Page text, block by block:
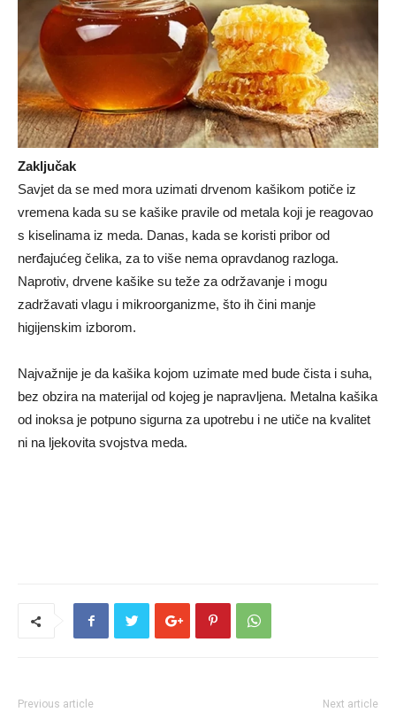
Zaključak
Savjet da se med mora uzimati drvenom kašikom potiče iz
vremena kada su se kašike pravile od metala koji je reagovao
s kiselinama iz meda. Danas, kada se koristi pribor od
nerđajućeg čelika, za to više nema opravdanog razloga.
Naprotiv, drvene kašike su teže za održavanje i mogu
zadržavati vlagu i mikroorganizme, što ih čini manje
higijenskim izborom.
Najvažnije je da kašika kojom uzimate med bude čista i suha,
bez obzira na materijal od kojeg je napravljena. Metalna kašika
od inoksa je potpuno sigurna za upotrebu i ne utiče na kvalitet
ni na ljekovita svojstva meda.
Previous article Next article